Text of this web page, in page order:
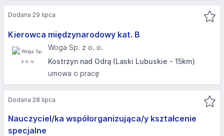
Kierowca międzynarodowy kat. B
Woga Sp. z o. o.
Kostrzyn nad Odrą (Laski Lubuskie - 15km)
umowa o pracę
Dodana 29 lipca
Nauczyciel/ka współorganizująca/y kształcenie
specjalne
Dodana 28 lipca